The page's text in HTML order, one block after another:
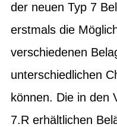
der neuen Typ 7
erstmals die
verschiedenen
unterschiedlichen
können. Die in den
7.R erhältlichen